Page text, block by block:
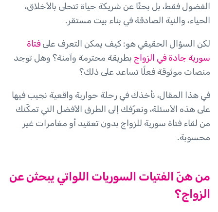
الفضول فقط، بل بحثًا عن شريكة حياة تتحلى بالأخلاق،
الحياء، والنية الصادقة في بناء بيت مستقر.
لكن السؤال الحقيقي هو: كيف يمكن التعرف على فتاة
سورية جادة في الزواج بطريقة محترمة وآمنة؟ وهل توجد
منصات موثوقة فعلًا تساعد على ذلك؟
في هذا المقال، نأخذك في رحلة حوارية واقعية نجيب فيها
على هذه الأسئلة، ونعرّفك إلى الطرق الأفضل التي تمكّنك
من لقاء فتاة سورية للزواج بدون تعقيد أو مغامرات غير
محسوبة.
من هنّ الفتيات السوريات اللواتي يبحثن عن
الزواج؟